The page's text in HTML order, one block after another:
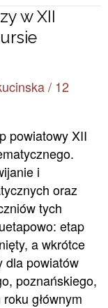
w XII
/ 12
powiatowy XII
i
oraz
tych
etap
a wkrótce
dla powiatów
poznańskiego,
głównym